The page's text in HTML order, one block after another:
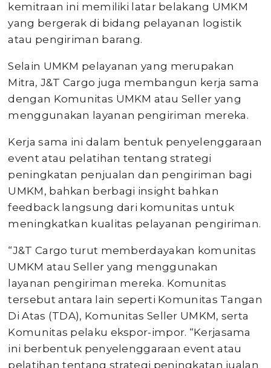
kemitraan ini memiliki latar belakang UMKM
yang bergerak di bidang pelayanan logistik
atau pengiriman barang.
Selain UMKM pelayanan yang merupakan
Mitra, J&T Cargo juga membangun kerja sama
dengan Komunitas UMKM atau Seller yang
menggunakan layanan pengiriman mereka.
Kerja sama ini dalam bentuk penyelenggaraan
event atau pelatihan tentang strategi
peningkatan penjualan dan pengiriman bagi
UMKM, bahkan berbagi insight bahkan
feedback langsung dari komunitas untuk
meningkatkan kualitas pelayanan pengiriman.
“J&T Cargo turut memberdayakan komunitas
UMKM atau Seller yang menggunakan
layanan pengiriman mereka. Komunitas
tersebut antara lain seperti Komunitas Tangan
Di Atas (TDA), Komunitas Seller UMKM, serta
Komunitas pelaku ekspor-impor. “Kerjasama
ini berbentuk penyelenggaraan event atau
pelatihan tentang strategi peningkatan jualan